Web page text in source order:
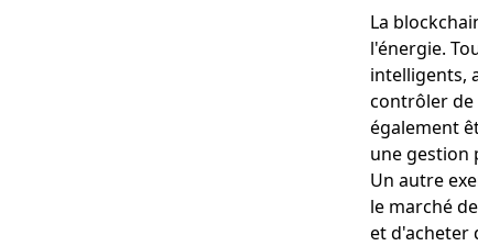
La
l'énergie.
intelligents,
contrôler de
également
une gestion
Un autre
le marché
et d'acheter